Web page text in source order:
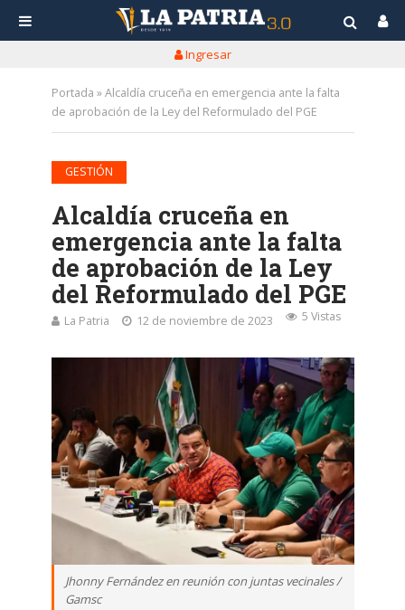
Ingresar
Portada »Alcaldía cruceña en emergencia ante la falta
de aprobación de la Ley del Reformulado del PGE
GESTIÓN
Alcaldía cruceña en
emergencia ante la falta
de aprobación de la Ley
del Reformulado del PGE
La Patria 12 de noviembre de 2023 5 Vistas
Jhonny Fernández en reunión con juntas vecinales /
Gamsc